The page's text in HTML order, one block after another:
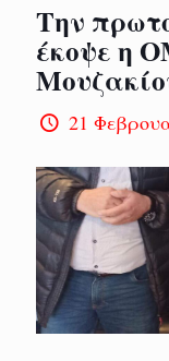
Την
έκοψε η
21